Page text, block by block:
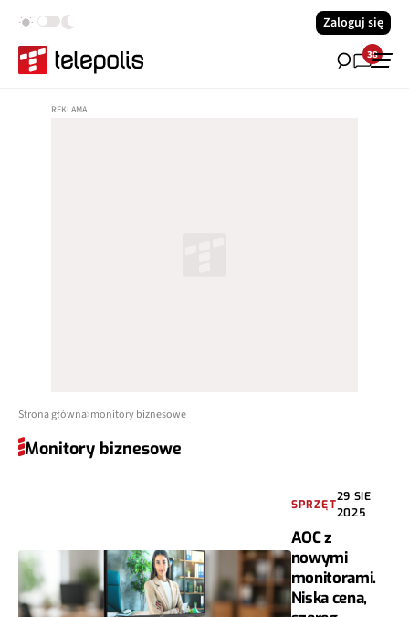
Zaloguj się
38
Strona główna monitory biznesowe
Monitory biznesowe
SPRZĘT
29 SIE
2025
AOC z
nowymi
monitorami.
Niska cena,